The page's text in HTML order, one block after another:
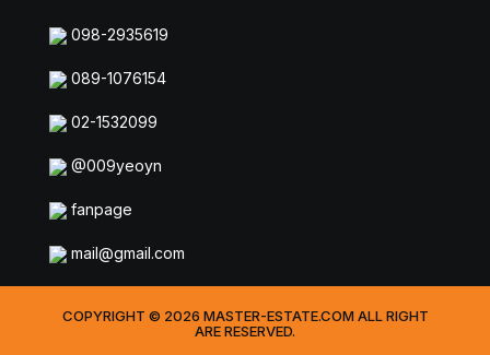
098-2935619
089-1076154
02-1532099
@009yeoyn
fanpage
mail@gmail.com
COPYRIGHT © 2026 MASTER-ESTATE.COM ALL RIGHT
ARE RESERVED.